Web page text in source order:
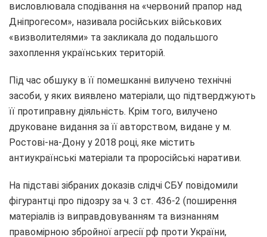
висловлювала сподівання на «червоний прапор над
Дніпрогесом», називала російських військових
«визволителями» та закликала до подальшого
захоплення українських територій.
Під час обшуку в її помешканні вилучено технічні
засоби, у яких виявлено матеріали, що підтверджують
її протиправну діяльність. Крім того, вилучено
друковане видання за її авторством, видане у м.
Ростові-на-Дону у 2018 році, яке містить
антиукраїнські матеріали та проросійські наративи.
На підставі зібраних доказів слідчі СБУ повідомили
фігурантці про підозру за ч. 3 ст. 436-2 (поширення
матеріалів із виправдовуванням та визнанням
правомірною збройної агресії рф проти України,